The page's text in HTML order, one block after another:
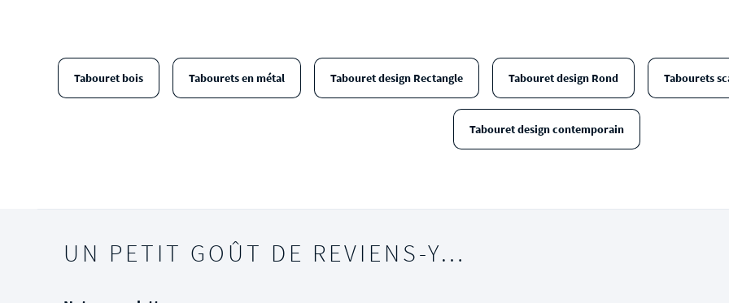
Tabouret bois Tabourets en métal Tabouret design Rectangle Tabouret design Rond Tabourets
Tabouret design contemporain
UN PETIT GOÛT DE REVIENS-Y…